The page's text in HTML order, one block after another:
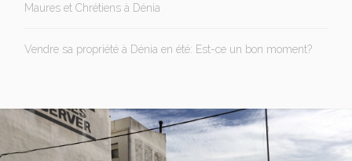
Maures et Chrétiens à Dénia
Vendre sa propriété à Dénia en été: Est-ce un bon moment?